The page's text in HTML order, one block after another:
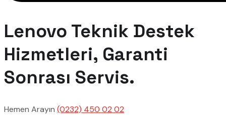
Lenovo Teknik Destek
Hizmetleri, Garanti
Sonrası Servis.
Hemen Arayın (0232) 450 02 02